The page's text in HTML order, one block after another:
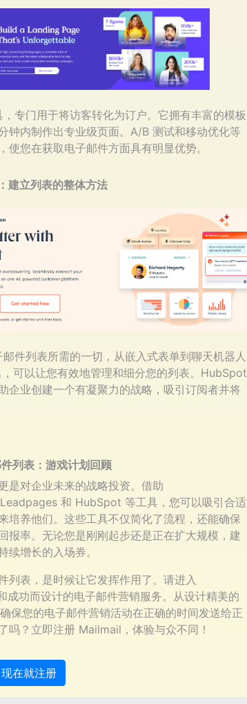
专门用于将访客转化为订户。它拥有丰富的模板
钟内制作出专业级页面。A/B 测试和移动优化等
您在获取电子邮件方面具有明显优势。
：建立列表的整体方法
件列表所需的一切，从嵌入式表单到聊天机器人
可以让您有效地管理和细分您的列表。HubSpot
企业创建一个有凝聚力的战略，吸引订阅者并将
列表：游戏计划回顾
是对企业未来的战略投资。借助
和 HubSpot 等工具，您可以吸引合适
培养他们。这些工具不仅简化了流程，还能确保
报率。无论您是刚刚起步还是正在扩大规模，建
增长的入场券。
列表，是时候让它发挥作用了。请进入
功而设计的电子邮件营销服务。从设计精美的
保您的电子邮件营销活动在正确的时间发送给正
吗？立即注册 Mailmail，体验与众不同！
现在就注册